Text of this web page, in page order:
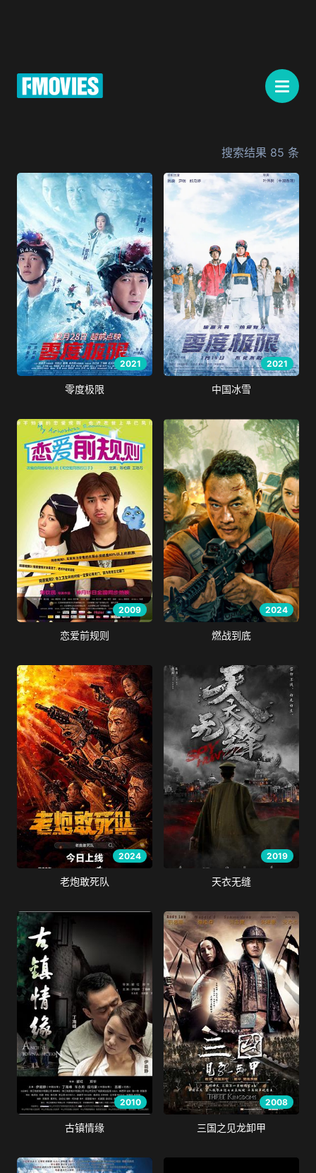
搜索结果 85 条
2021
零度极限
2021
中国冰雪
2009
恋爱前规则
2024
燃战到底
2024
老炮敢死队
2019
天衣无缝
2010
古镇情缘
2008
三国之见龙卸甲